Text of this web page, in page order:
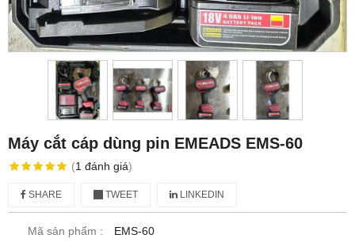
Máy cắt cáp dùng pin EMEADS EMS-60
(1 đánh giá)
SHARE TWEET LINKEDIN
Mã sản phẩm :
EMS-60